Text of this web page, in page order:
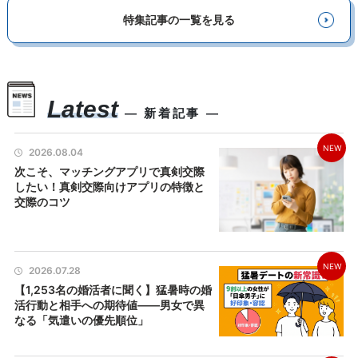
特集記事の一覧を見る
Latest ― 新着記事 ―
NEW
2026.08.04
次こそ、マッチングアプリで真剣交際
したい！真剣交際向けアプリの特徴と
交際のコツ
NEW
2026.07.28
【1,253名の婚活者に聞く】猛暑時の婚
活行動と相手への期待値――男女で異
なる「気遣いの優先順位」